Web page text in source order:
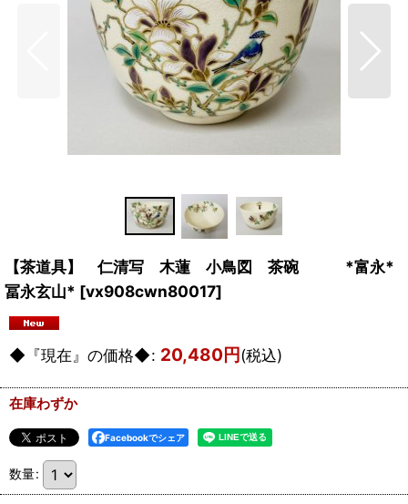
【茶道具】 仁清写 木蓮 小鳥図 茶碗 *富永*
冨永玄山* [vx908cwn80017]
◆『現在』の価格◆: 20,480 円(税込)
在庫わずか
Facebookでシェア
数量: